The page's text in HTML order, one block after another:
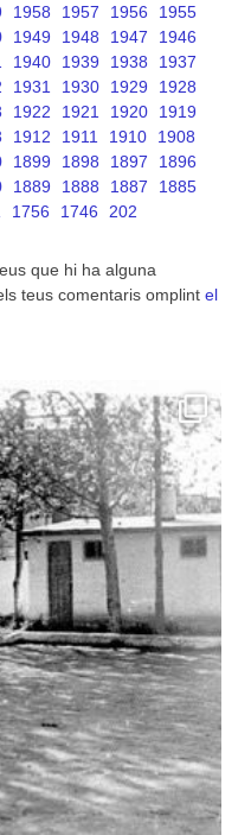
1958 1957 1956
1955
1949 1948 1947
1946
1940 1939 1938
1937
1931 1930 1929
1928
1922 1921 1920
1919
1912 1911 1910
1908
1899 1898 1897
1896
1889 1888 1887
1885
1756 1746 202
que hi ha alguna
teus comentaris omplint el